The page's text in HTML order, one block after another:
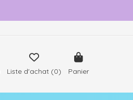
Liste d'achat (0) Panier